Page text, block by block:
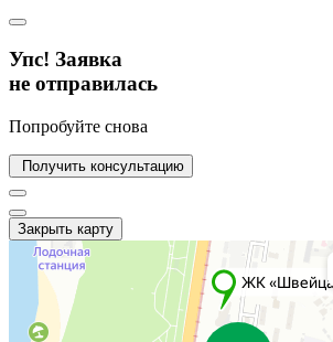
Упс! Заявка
не отправилась
Попробуйте снова
Получить консультацию
Закрыть карту